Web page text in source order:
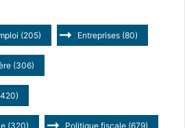
(205) Entreprises (80)
(306)
(320) Politique fiscale (679)